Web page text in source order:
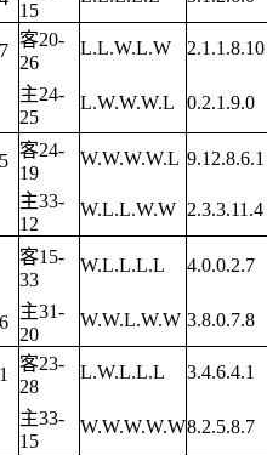
15
客20-
26
L.L.W.L.W 2.1.1.8.10
主24-
25
L.W.W.W.L 0.2.1.9.0
客24-
19
W.W.W.W.L 9.12.8.6.1
主33-
12
W.L.L.W.W 2.3.3.11.4
客15-
33
W.L.L.L.L 4.0.0.2.7
主31-
20
W.W.L.W.W 3.8.0.7.8
客23-
28
L.W.L.L.L 3.4.6.4.1
主33-
15
W.W.W.W.W8.2.5.8.7